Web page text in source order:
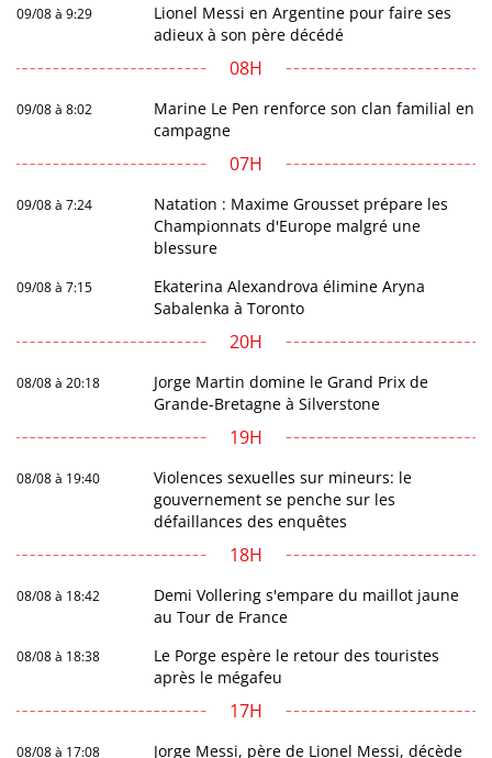
09/08 à 9:29
Lionel Messi en Argentine pour faire ses
adieux à son père décédé
08H
09/08 à 8:02
Marine Le Pen renforce son clan familial en
campagne
07H
09/08 à 7:24
Natation : Maxime Grousset prépare les
Championnats d'Europe malgré une
blessure
09/08 à 7:15
Ekaterina Alexandrova élimine Aryna
Sabalenka à Toronto
20H
08/08 à 20:18
Jorge Martin domine le Grand Prix de
Grande-Bretagne à Silverstone
19H
08/08 à 19:40
Violences sexuelles sur mineurs: le
gouvernement se penche sur les
défaillances des enquêtes
18H
08/08 à 18:42
Demi Vollering s'empare du maillot jaune
au Tour de France
08/08 à 18:38
Le Porge espère le retour des touristes
après le mégafeu
17H
08/08 à 17:08
Jorge Messi, père de Lionel Messi, décède